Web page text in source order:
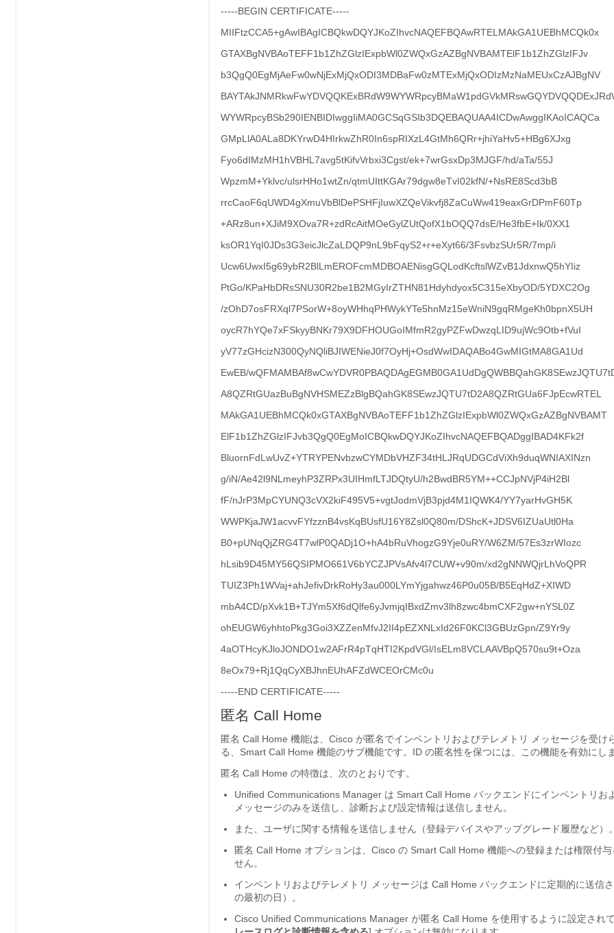
-----BEGIN CERTIFICATE-----
MIIFtzCCA5+gAwIBAgICBQkwDQYJKoZIhvcNAQEFBQAwRTELMAkGA1UEBhMCQk0x
GTAXBgNVBAoTEFF1b1ZhZGlzIExpbWl0ZWQxGzAZBgNVBAMTElF1b1ZhZGlzIFJv
b3QgQ0EgMjAeFw0wNjExMjQxODI3MDBaFw0zMTExMjQxODIzMzNaMEUxCzAJBgNV
WYWRpcyBSb290IENBIDIwggIiMA0GCSqGSIb3DQEBAQUAA4ICDwAwggIKAoICAQCa
GMpLlA0ALa8DKYrwD4HIrkwZhR0In6spRIXzL4GtMh6QRr+jhiYaHv5+HBg6XJxg
Fyo6dIMzMH1hVBHL7avg5tKifvVrbxi3Cgst/ek+7wrGsxDp3MJGF/hd/aTa/55J
WpzmM+Yklvc/ulsrHHo1wtZn/qtmUIttKGAr79dgw8eTvI02kfN/+NsRE8Scd3bB
rrcCaoF6qUWD4gXmuVbBlDePSHFjIuwXZQeVikvfj8ZaCuWw419eaxGrDPmF60Tp
+ARz8un+XJiM9XOva7R+zdRcAitMOeGylZUtQofX1bOQQ7dsE/He3fbE+Ik/0XX1
ksOR1YqI0JDs3G3eicJlcZaLDQP9nL9bFqyS2+r+eXyt66/3FsvbzSUr5R/7mp/i
Ucw6UwxI5g69ybR2BlLmEROFcmMDBOAENisgGQLodKcftslWZvB1JdxnwQ5hYIiz
PtGo/KPaHbDRsSNU30R2be1B2MGyIrZTHN81Hdyhdyox5C315eXbyOD/5YDXC2Og
/zOhD7osFRXql7PSorW+8oyWHhqPHWykYTe5hnMz15eWniN9gqRMgeKh0bpnX5UH
oycR7hYQe7xFSkyyBNKr79X9DFHOUGoIMfmR2gyPZFwDwzqLID9ujWc9Otb+fVuI
yV77zGHcizN300QyNQliBJIWENieJ0f7OyHj+OsdWwIDAQABo4GwMIGtMA8GA1Ud
EwEB/
A8QZRtGUazBuBgNVHSMEZzBlgBQahGK8SEwzJQTU7tD2A8QZRtGUa6FJpEcwRTEL
MAkGA1UEBhMCQk0xGTAXBgNVBAoTEFF1b1ZhZGlzIExpbWl0ZWQxGzAZBgNVBAMT
ElF1b1ZhZGlzIFJvb3QgQ0EgMoICBQkwDQYJKoZIhvcNAQEFBQADggIBAD4KFk2f
BluornFdLwUvZ+YTRYPENvbzwCYMDbVHZF34tHLJRqUDGCdViXh9duqWNIAXINzn
g/iN/Ae42l9NLmeyhP3ZRPx3UIHmfLTJDQtyU/h2BwdBR5YM++CCJpNVjP4iH2Bl
fF/nJrP3MpCYUNQ3cVX2kiF495V5+vgtJodmVjB3pjd4M1IQWK4/YY7yarHvGH5K
WWPKjaJW1acvvFYfzznB4vsKqBUsfU16Y8Zsl0Q80m/DShcK+JDSV6IZUaUtl0Ha
B0+pUNqQjZRG4T7wlP0QADj1O+hA4bRuVhogzG9Yje0uRY/W6ZM/57Es3zrWIozc
hLsib9D45MY56QSIPMO661V6bYCZJPVsAfv4l7CUW+v90m/xd2gNNWQjrLhVoQPR
TUIZ3Ph1WVaj+ahJefivDrkRoHy3au000LYmYjgahwz46P0u05B/B5EqHdZ+XIWD
mbA4CD/pXvk1B+TJYm5Xf6dQlfe6yJvmjqIBxdZmv3lh8zwc4bmCXF2gw+nYSL0Z
ohEUGW6yhhtoPkg3Goi3XZZenMfvJ2II4pEZXNLxId26F0KCl3GBUzGpn/Z9Yr9y
4aOTHcyKJloJONDO1w2AFrR4pTqHTI2KpdVGl/IsELm8VCLAAVBpQ570su9t+Oza
8eOx79+Rj1QqCyXBJhnEUhAFZdWCEOrCMc0u
-----END CERTIFICATE-----
匿名 Call Home
匿名 Call Home 機能は、Cisco が匿名でインベントリおよびテレメトリ メッセージを受け
る、Smart Call Home 機能のサブ機能です。ID の匿名性を保つには、この機能を有効にし
匿名 Call Home の特徴は、次のとおりです。
Unified Communications Manager は Smart Call Home バックエンドにインベントリお
メッセージのみを送信し、診断および設定情報は送信しません。
また、ユーザに関する情報を送信しません（登録デバイスやアップグレード履歴など）
匿名 Call Home オプションは、Cisco の Smart Call Home 機能への登録または権限付
せん。
インベントリおよびテレメトリ メッセージは Call Home バックエンドに定期的に送信
の最初の日）。
Cisco Unified Communications Manager が匿名 Call Home を使用するように設定され